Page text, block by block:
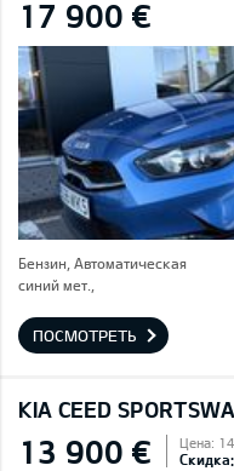
17 900 €
Бензин, Автоматическая
синий мет.,
ПОСМОТРЕТЬ
KIA CEED
13 900 € Цена: